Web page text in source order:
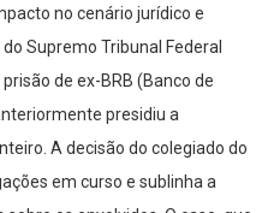
no cenário jurídico e
Supremo Tribunal Federal
de ex-BRB (Banco de
presidiu a
A decisão do colegiado do
em curso e sublinha a